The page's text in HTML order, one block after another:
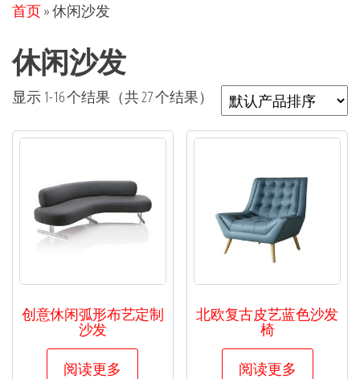
首页»休闲沙发
休闲沙发
显示 1-16 个结果（共 27 个结果）
创意休闲弧形布艺定制
沙发
阅读更多
北欧复古皮艺蓝色沙发
椅
阅读更多